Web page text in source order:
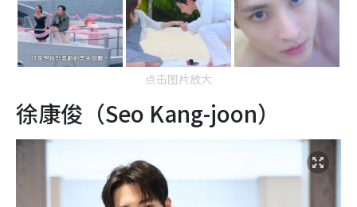
点击图片放大
徐康俊（Seo Kang-joon）